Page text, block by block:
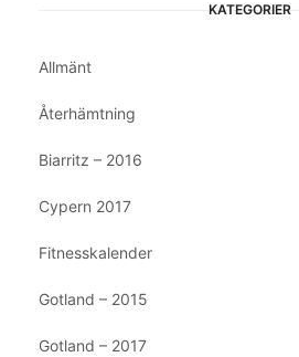
KATEGORIER
Allmänt
Återhämtning
Biarritz – 2016
Cypern 2017
Fitnesskalender
Gotland – 2015
Gotland – 2017